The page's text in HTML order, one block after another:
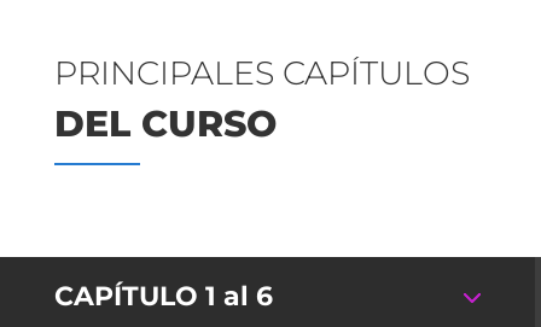
PRINCIPALES CAPÍTULOS
DEL CURSO
CAPÍTULO 1 al 6